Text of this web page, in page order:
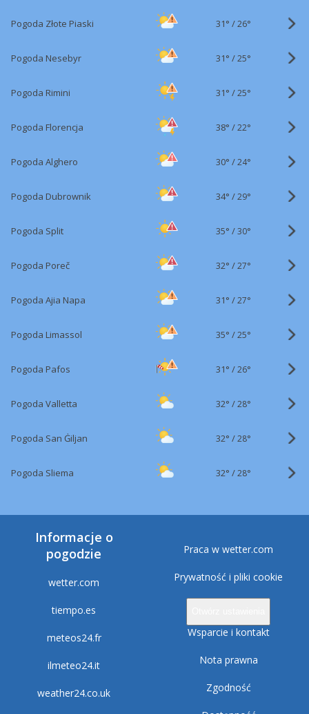
Pogoda Złote Piaski 31° /26°
Pogoda Nesebyr 31° /25°
Pogoda Rimini 31° /25°
Pogoda Florencja 38° /22°
Pogoda Alghero 30° /24°
Pogoda Dubrownik 34° /29°
Pogoda Split 35° /30°
Pogoda Poreč 32° /27°
Pogoda Ajia Napa 31° /27°
Pogoda Limassol 35° /25°
Pogoda Pafos 31° /26°
Pogoda Valletta 32° /28°
Pogoda San Ġiljan 32° /28°
Pogoda Sliema 32° /28°
Informacje o
pogodzie
wetter.com
tiempo.es
meteos24.fr
ilmeteo24.it
weather24.co.uk
Praca w wetter.com
Prywatność i pliki cookie
Wsparcie i kontakt
Nota prawna
Zgodność